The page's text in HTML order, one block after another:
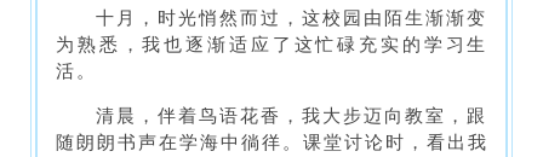
十月，时光悄然而过，这校园由陌生渐渐变
为熟悉，我也逐渐适应了这忙碌充实的学习生
活。
清晨，伴着鸟语花香，我大步迈向教室，跟
随朗朗书声在学海中徜徉。课堂讨论时，看出我